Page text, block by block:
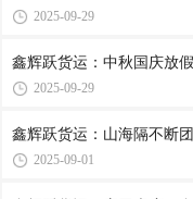
2025-09-29
鑫辉跃货运：中秋国庆放
2025-09-29
鑫辉跃货运：山海隔不断
2025-09-01